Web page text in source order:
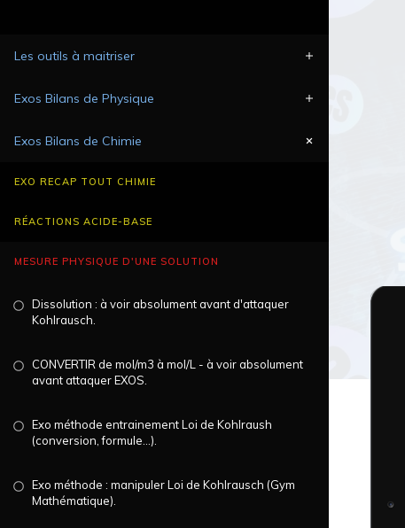
Les outils à maitriser
Exos Bilans de Physique
Exos Bilans de Chimie
EXO RECAP TOUT CHIMIE
RÉACTIONS ACIDE-BASE
MESURE PHYSIQUE D'UNE SOLUTION
Dissolution : à voir absolument avant d'attaquer
Kohlrausch
CONVERTIR de mol/m3 à mol/L - à voir absolument
avant attaquer EXOS
Exo méthode entrainement Loi de Kohlraush
(conversion, formule...)
Exo méthode : manipuler Loi de Kohlrausch (Gym
Mathématique)